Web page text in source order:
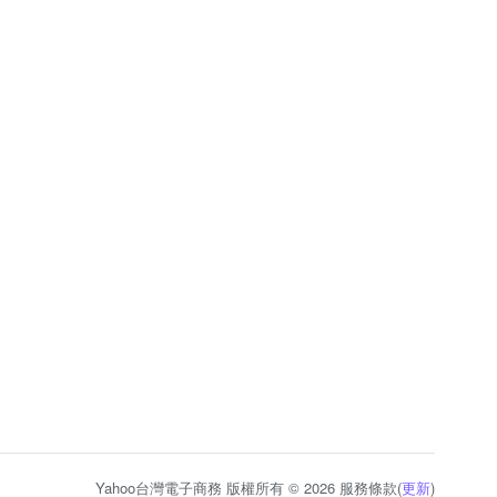
Yahoo台灣電子商務 版權所有 © 2026 服務條款(更新)